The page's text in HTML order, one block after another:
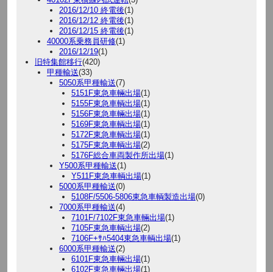
2016/12/10 終電後(1)
2016/12/12 終電後(1)
2016/12/15 終電後(1)
40000系乗務員研修(1)
2016/12/19(1)
旧特集館移行(420)
甲種輸送(33)
5050系甲種輸送(7)
5151F東急車輛出場(1)
5155F東急車輌出場(1)
5156F東急車輛出場(1)
5169F東急車輌出場(1)
5172F東急車輌出場(1)
5175F東急車輌出場(2)
5176F総合車両製作所出場(1)
Y500系甲種輸送(1)
Y511F東急車輌出場(1)
5000系甲種輸送(0)
5108F/5506-5806東急車輌製造出場(0)
7000系甲種輸送(4)
7101F/7102F東急車輛出場(1)
7105F東急車輌出場(2)
7106F+ｻﾊ5404東急車輌出場(1)
6000系甲種輸送(2)
6101F東急車輛出場(1)
6102F東急車輛出場(1)